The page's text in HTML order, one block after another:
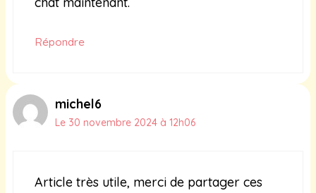
Répondre
michel6
Le 30 novembre 2024 à 12h06
Article très utile, merci de partager ces